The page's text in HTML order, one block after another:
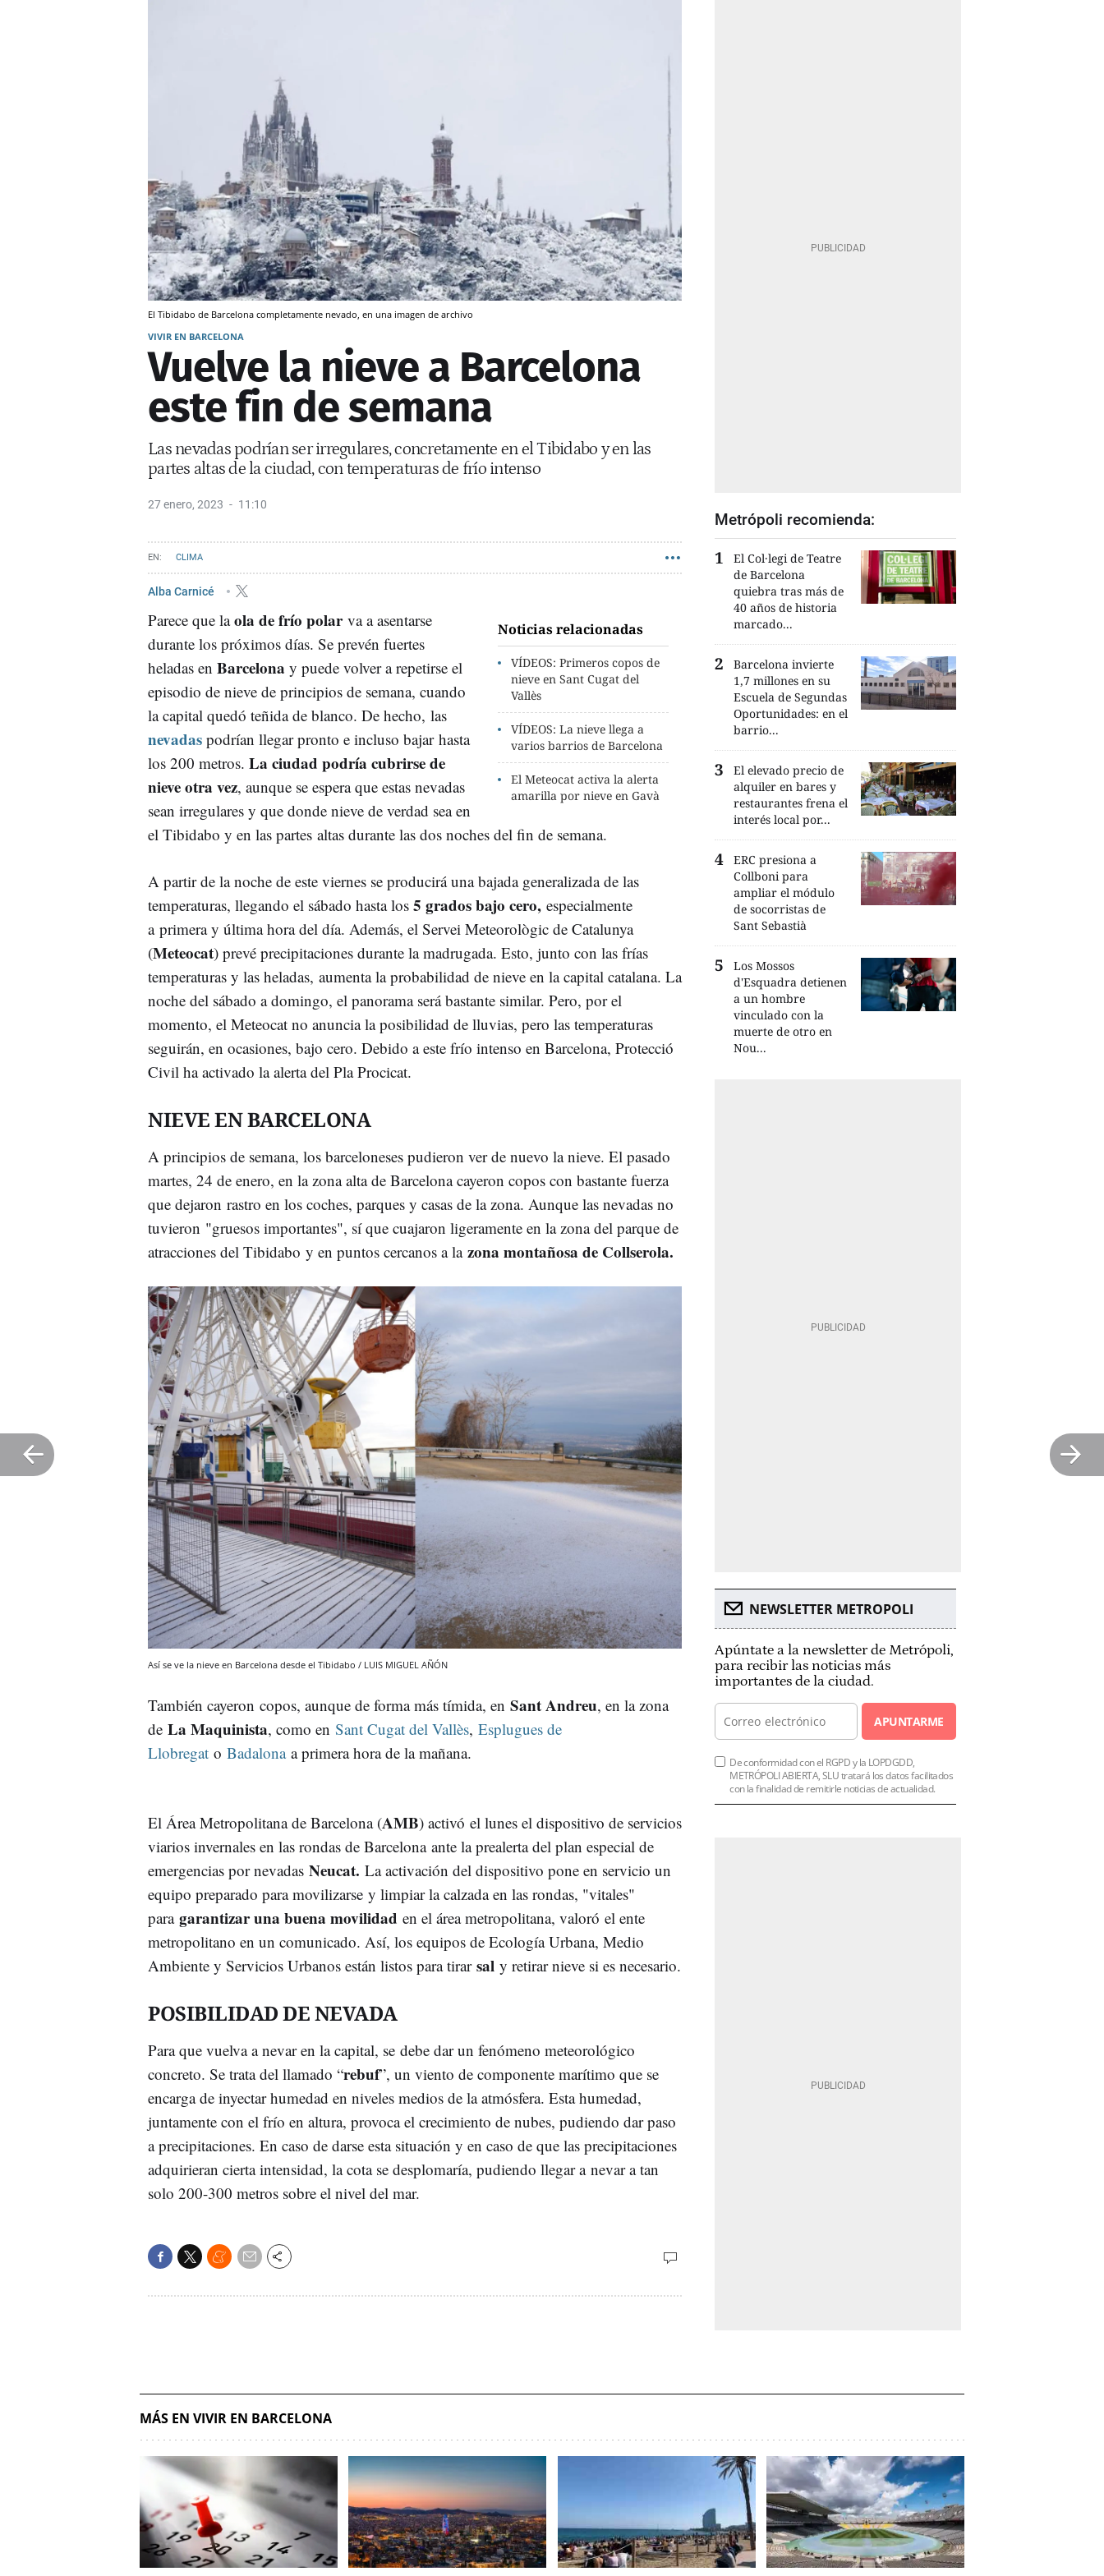
El Tibidabo de Barcelona completamente nevado, en una imagen de archivo
VIVIR EN BARCELONA
Vuelve la nieve a Barcelona
este fin de semana
Las nevadas podrían ser irregulares, concretamente en el Tibidabo y en las
partes altas de la ciudad, con temperaturas de frío intenso
27 enero, 2023 11:10
CLIMA
Alba Carnicé
Noticias relacionadas
VÍDEOS: Primeros copos de
nieve en Sant Cugat del
Vallès
VÍDEOS: La nieve llega a
varios barrios de Barcelona
El Meteocat activa la alerta
amarilla por nieve en Gavà
Parece que laola de frío polarva a asentarse
durante los próximos días. Se prevén fuertes
heladas en Barcelona y puede volver a repetirse el
episodio de nieve de principios de semana, cuando
la capital quedó teñida de blanco. De hecho, las
nevadas podrían llegar pronto e incluso bajar hasta
los 200 metros. La ciudad podría cubrirse de
nieve otra vez, aunque se espera que estas nevadas
sean irregulares y que donde nieve de verdad sea en
el Tibidabo y en las partes altas durante las dos noches del fin de semana.
A partir de la noche de este viernes se producirá una bajada generalizada de las
temperaturas, llegando el sábado hasta los 5 grados bajo cero, especialmente
a primera y última hora del día. Además, el Servei Meteorològic de Catalunya
(Meteocat) prevé precipitaciones durante la madrugada. Esto, junto con las frías
temperaturas y las heladas, aumenta la probabilidad de nieve en la capital catalana. La
noche del sábado a domingo, el panorama será bastante similar. Pero, por el
momento, el Meteocat no anuncia la posibilidad de lluvias, pero las temperaturas
seguirán, en ocasiones, bajo cero. Debido a este frío intenso en Barcelona, Protecció
Civil ha activado la alerta del Pla Procicat.
NIEVE EN BARCELONA
A principios de semana, los barceloneses pudieron ver de nuevo la nieve. El pasado
martes, 24 de enero, en la zona alta de Barcelona cayeron copos con bastante fuerza
que dejaron rastro en los coches, parques y casas de la zona. Aunque las nevadas no
tuvieron "gruesos importantes", sí que cuajaron ligeramente en la zona del parque de
atracciones del Tibidabo y en puntos cercanos a lazona montañosa de Collserola.
Así se ve la nieve en Barcelona desde el Tibidabo / LUIS MIGUEL AÑÓN
También cayeron copos, aunque de forma más tímida, en Sant Andreu, en la zona
de La Maquinista, como en Sant Cugat del Vallès, Esplugues de
Llobregat o Badalonaa primera hora de la mañana.
El Área Metropolitana de Barcelona (AMB) activó el lunes el dispositivo de servicios
viarios invernales en las rondas de Barcelona ante la prealerta del plan especial de
emergencias por nevadas Neucat. La activación del dispositivo pone en servicio un
equipo preparado para movilizarse y limpiar la calzada en las rondas, "vitales"
para garantizar una buena movilidad en el área metropolitana, valoró el ente
metropolitano en un comunicado. Así, los equipos de Ecología Urbana, Medio
Ambiente y Servicios Urbanos están listos para tirar sal y retirar nieve si es necesario.
POSIBILIDAD DE NEVADA
Para que vuelva a nevar en la capital, se debe dar un fenómeno meteorológico
concreto. Se trata del llamado “rebuf”, un viento de componente marítimo que se
encarga de inyectar humedad en niveles medios de la atmósfera. Esta humedad,
juntamente con el frío en altura, provoca el crecimiento de nubes, pudiendo dar paso
a precipitaciones. En caso de darse esta situación y en caso de que las precipitaciones
adquirieran cierta intensidad, la cota se desplomaría, pudiendo llegar a nevar a tan
solo 200-300 metros sobre el nivel del mar.
Metrópoli recomienda:
El Col·legi de Teatre
de Barcelona
quiebra tras más de
40 años de historia
marcado...
Barcelona invierte
1,7 millones en su
Escuela de Segundas
Oportunidades: en el
barrio...
El elevado precio de
alquiler en bares y
restaurantes frena el
interés local por...
ERC presiona a
Collboni para
ampliar el módulo
de socorristas de
Sant Sebastià
Los Mossos
d'Esquadra detienen
a un hombre
vinculado con la
muerte de otro en
Nou...
NEWSLETTER METROPOLI
Apúntate a la newsletter de Metrópoli,
para recibir las noticias más
importantes de la ciudad.
APUNTARME
De conformidad con el RGPD y la LOPDGDD,
METRÓPOLI ABIERTA, SLU tratará los datos facilitados
con la finalidad de remitirle noticias de actualidad.
MÁS EN VIVIR EN BARCELONA